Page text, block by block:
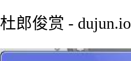
杜郎俊赏 - dujun.io